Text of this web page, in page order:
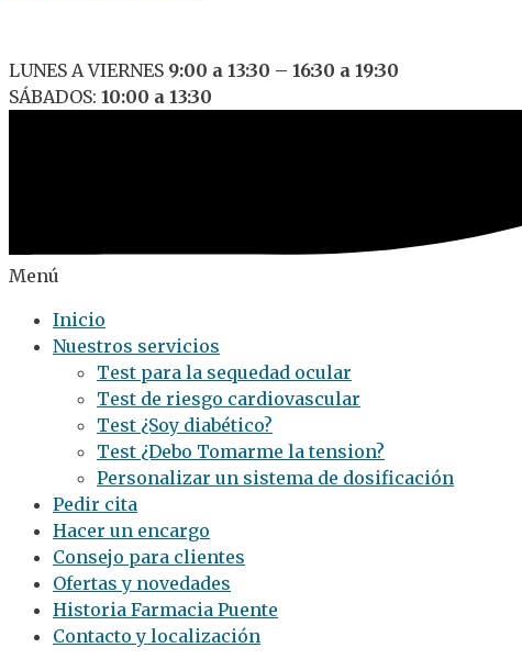
LUNES A VIERNES 9:00 a 13:30 – 16:30 a 19:30
SÁBADOS: 10:00 a 13:30
Menú
Inicio
Nuestros servicios
Test para la sequedad ocular
Test de riesgo cardiovascular
Test ¿Soy diabético?
Test ¿Debo Tomarme la tension?
Personalizar un sistema de dosificación
Pedir cita
Hacer un encargo
Consejo para clientes
Ofertas y novedades
Historia Farmacia Puente
Contacto y localización